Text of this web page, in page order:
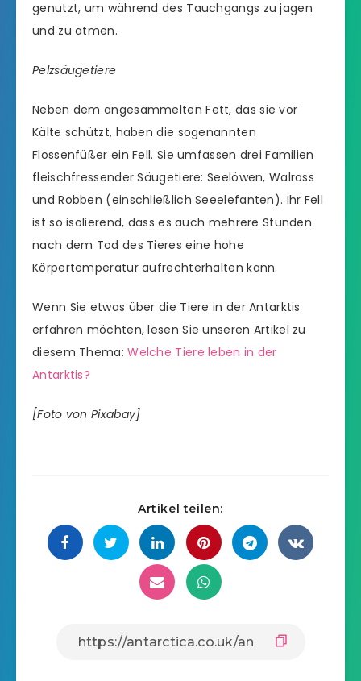
genutzt, um während des Tauchgangs zu jagen
und zu atmen.
Pelzsäugetiere
Neben dem angesammelten Fett, das sie vor
Kälte schützt, haben die sogenannten
Flossenfüßer ein Fell. Sie umfassen drei Familien
fleischfressender Säugetiere: Seelöwen, Walross
und Robben (einschließlich Seeelefanten). Ihr Fell
ist so isolierend, dass es auch mehrere Stunden
nach dem Tod des Tieres eine hohe
Körpertemperatur aufrechterhalten kann.
Wenn Sie etwas über die Tiere in der Antarktis
erfahren möchten, lesen Sie unseren Artikel zu
diesem Thema:Welche Tiere leben in der
Antarktis?
[Foto von Pixabay]
Artikel teilen: